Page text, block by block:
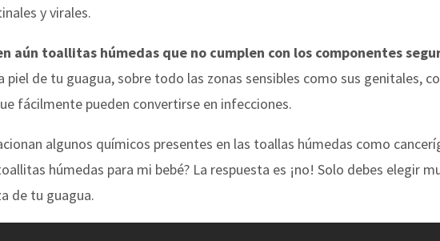
y virales.
aún toallitas húmedas que no cumplen con los componentes
de tu guagua, sobre todo las zonas sensibles como sus genitales,
fácilmente pueden convertirse en infecciones.
algunos químicos presentes en las toallas húmedas como
húmedas para mi bebé? La respuesta es ¡no! Solo debes elegir
de tu guagua.